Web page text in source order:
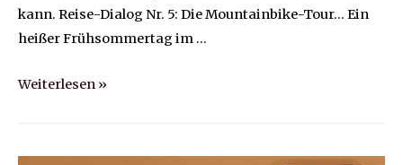
kann. Reise-Dialog Nr. 5: Die Mountainbike-Tour… Ein
heißer Frühsommertag im …
Die
„Radfahren
Weiterlesen »